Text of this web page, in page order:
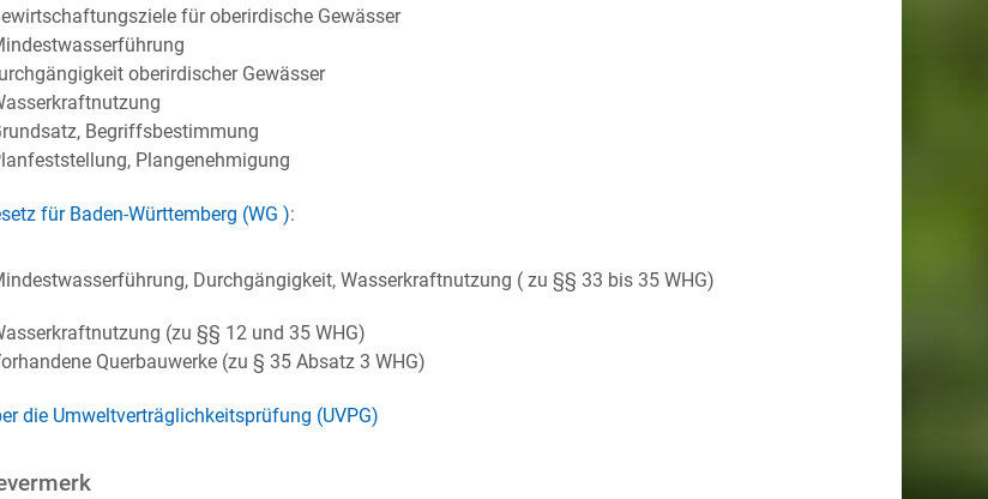
für oberirdische Gewässer
oberirdischer Gewässer
Begriffsbestimmung
Plangenehmigung
für Baden-Württemberg (WG ):
Durchgängigkeit, Wasserkraftnutzung ( zu §§ 33 bis 35 WHG)
(zu §§ 12 und 35 WHG)
Querbauwerke (zu § 35 Absatz 3 WHG)
die Umweltverträglichkeitsprüfung (UVPG)